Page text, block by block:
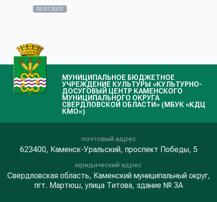
частушки. В течение двух дней в Районно...
03.07.2023
МУНИЦИПАЛЬНОЕ БЮДЖЕТНОЕ
УЧРЕЖДЕНИЕ КУЛЬТУРЫ «КУЛЬТУРНО-
ДОСУГОВЫЙ ЦЕНТР КАМЕНСКОГО
МУНИЦИПАЛЬНОГО ОКРУГА
СВЕРДЛОВСКОЙ ОБЛАСТИ» (МБУК «КДЦ
КМО»)
почтовый адрес
623400, Каменск-Уральский, проспект Победы, 5
юридический адрес
Свердловская область, Каменский муниципальный округ,
пгт. Мартюш, улица Титова, здание № 3А